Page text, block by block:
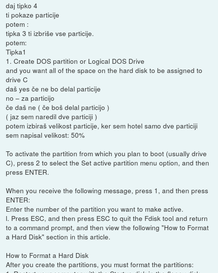
daj tipko 4
ti pokaze particije
potem :
tipka 3 ti izbriše vse particije.
potem:
Tipka1
1. Create DOS partition or Logical DOS Drive
and you want all of the space on the hard disk to be assigned to
drive C
daš yes če ne bo delal particije
no – za particijo
če daš ne ( če boš delal particijo )
( jaz sem naredil dve particiji )
potem izbiraš velikost particije, ker sem hotel samo dve particiji
sem napisal velikost: 50%
To activate the partition from which you plan to boot (usually drive
C), press 2 to select the Set active partition menu option, and then
press ENTER.
When you receive the following message, press 1, and then press
ENTER:
Enter the number of the partition you want to make active.
l. Press ESC, and then press ESC to quit the Fdisk tool and return
to a command prompt, and then view the following "How to Format
a Hard Disk" section in this article.
How to Format a Hard Disk
After you create the partitions, you must format the partitions: